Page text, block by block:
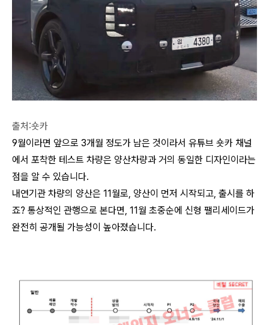
출처:숏카
9월이라면 앞으로 3개월 정도가 남은 것이라서 유튜브 숏카 채널
에서 포착한 테스트 차량은 양산차량과 거의 동일한 디자인이라는
점을 알 수 있습니다.
내연기관 차량의 양산은 11월로, 양산이 먼저 시작되고, 출시를 하
죠? 통상적인 관행으로 본다면, 11월 초중순에 신형 팰리세이드가
완전히 공개될 가능성이 높아졌습니다.